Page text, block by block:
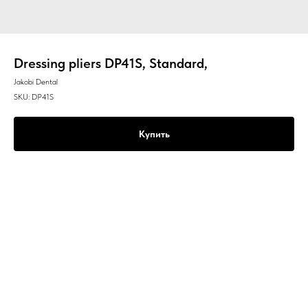
Dressing pliers DP41S, Standard,
Jakobi Dental
SKU: DP41S
Купить